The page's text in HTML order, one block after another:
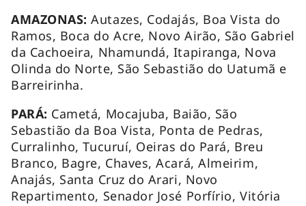
AMAZONAS: Autazes, Codajás, Boa Vista do
Ramos, Boca do Acre, Novo Airão, São Gabriel
da Cachoeira, Nhamundá, Itapiranga, Nova
Olinda do Norte, São Sebastião do Uatumã e
Barreirinha.
PARÁ: Cametá, Mocajuba, Baião, São
Sebastião da Boa Vista, Ponta de Pedras,
Curralinho, Tucuruí, Oeiras do Pará, Breu
Branco, Bagre, Chaves, Acará, Almeirim,
Anajás, Santa Cruz do Arari, Novo
Repartimento, Senador José Porfírio, Vitória